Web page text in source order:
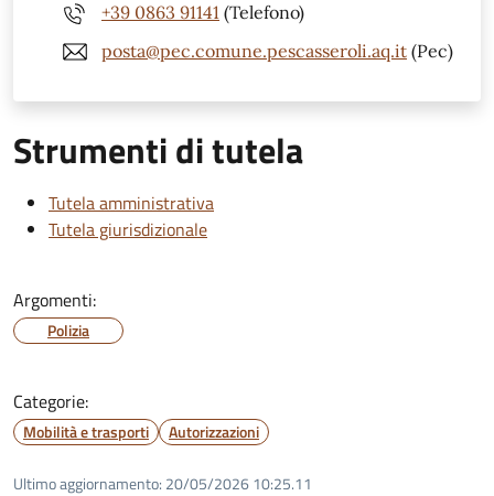
+39 0863 91141 (Telefono)
posta@pec.comune.pescasseroli.aq.it (Pec)
Strumenti di tutela
Tutela amministrativa
Tutela giurisdizionale
Argomenti:
Polizia
Categorie:
Mobilità e trasporti Autorizzazioni
Ultimo aggiornamento: 20/05/2026 10:25.11